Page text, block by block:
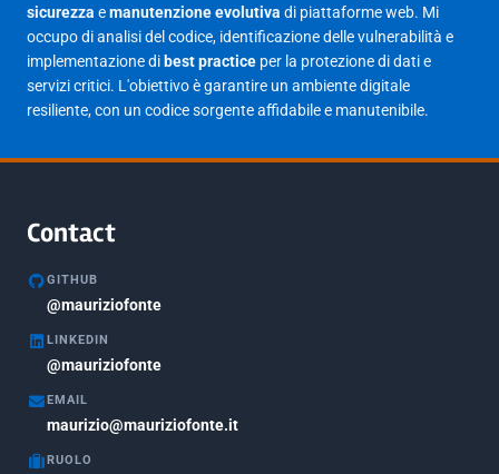
Gennaio 2025
Giugno 2023
Maggio 2023
Agosto 2020
Marzo 2018
Febbraio 2018
Marzo 2017
Luglio 2016
sicurezza emanutenzione evolutiva di piattaforme web. Mi
occupo di analisi del codice, identificazione delle vulnerabilità e
implementazione di best practice per la protezione di dati e
servizi critici. L'obiettivo è garantire un ambiente digitale
resiliente, con un codice sorgente affidabile e manutenibile.
Contact
GITHUB
@mauriziofonte
LINKEDIN
@mauriziofonte
EMAIL
maurizio@mauriziofonte.it
RUOLO